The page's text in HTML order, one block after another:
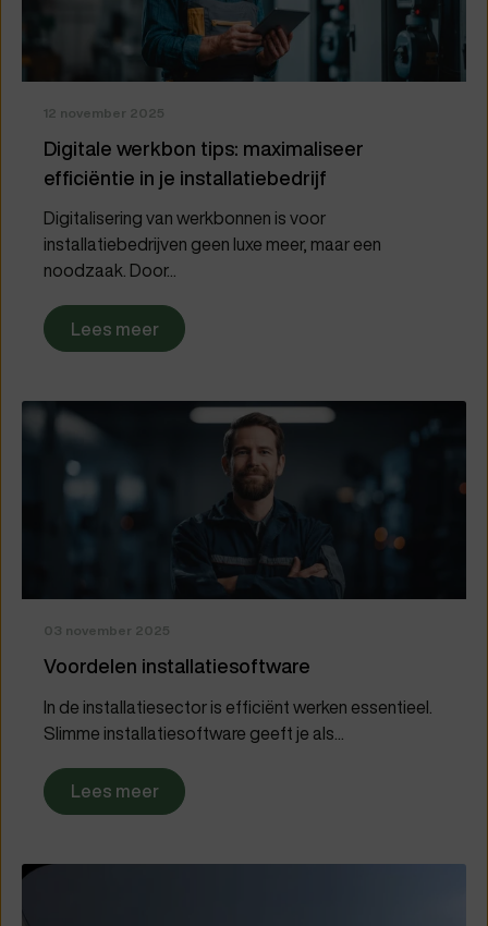
12 november 2025
Digitale werkbon tips: maximaliseer
efficiëntie in je installatiebedrijf
Digitalisering van werkbonnen is voor
installatiebedrijven geen luxe meer, maar een
noodzaak. Door...
Lees meer
03 november 2025
Voordelen installatiesoftware
In de installatiesector is efficiënt werken essentieel.
Slimme installatiesoftware geeft je als...
Lees meer